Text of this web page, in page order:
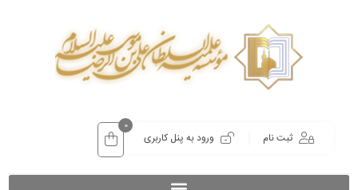
ثبت نام ورود به پنل کاربری
0